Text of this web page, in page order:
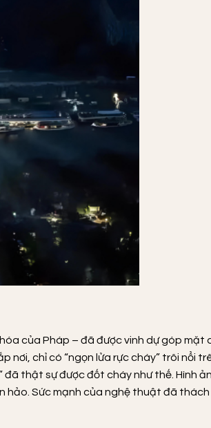
của Pháp – đã được vinh dự góp mặt
nơi, chỉ có “ngọn lửa rực cháy” trôi nổi
đã thật sự được đốt cháy như thế. Hình
hảo. Sức mạnh của nghệ thuật đã